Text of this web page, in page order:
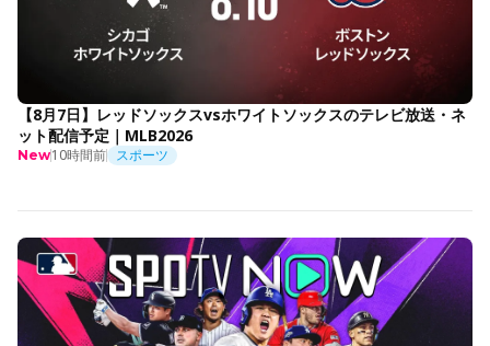
【8月7日】レッドソックスvsホワイトソックスのテレビ放送・ネ
ット配信予定｜MLB2026
New10時間前 スポーツ